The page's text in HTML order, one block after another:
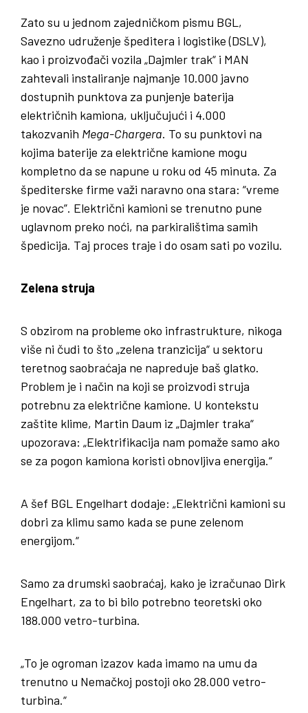
Zato su u jednom zajedničkom pismu BGL,
Savezno udruženje špeditera i logistike (DSLV),
kao i proizvođači vozila „Dajmler trak“ i MAN
zahtevali instaliranje najmanje 10.000 javno
dostupnih punktova za punjenje baterija
električnih kamiona, uključujući i 4.000
takozvanih Mega-Chargera. To su punktovi na
kojima baterije za električne kamione mogu
kompletno da se napune u roku od 45 minuta. Za
špediterske firme važi naravno ona stara: “vreme
je novac”. Električni kamioni se trenutno pune
uglavnom preko noći, na parkiralištima samih
špedicija. Taj proces traje i do osam sati po vozilu.
Zelena struja
S obzirom na probleme oko infrastrukture, nikoga
više ni čudi to što „zelena tranzicija“ u sektoru
teretnog saobraćaja ne napreduje baš glatko.
Problem je i način na koji se proizvodi struja
potrebnu za električne kamione. U kontekstu
zaštite klime, Martin Daum iz „Dajmler traka“
upozorava: „Elektrifikacija nam pomaže samo ako
se za pogon kamiona koristi obnovljiva energija.“
A šef BGL Engelhart dodaje: „Električni kamioni su
dobri za klimu samo kada se pune zelenom
energijom.“
Samo za drumski saobraćaj, kako je izračunao Dirk
Engelhart, za to bi bilo potrebno teoretski oko
188.000 vetro-turbina.
„To je ogroman izazov kada imamo na umu da
trenutno u Nemačkoj postoji oko 28.000 vetro-
turbina.“